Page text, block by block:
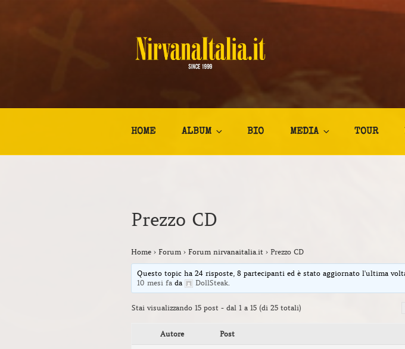
NIRVANA ITALIA
HOME ALBUM BIO MEDIA TOUR
Prezzo CD
Home › Forum › Forum nirvanaitalia.it › Prezzo CD
Questo topic ha 24 risposte, 8 partecipanti ed è stato aggiornato l'ultima
10 mesi fa da DollSteak
Stai visualizzando 15 post - dal 1 a 15 (di 25 totali)
Autore Post